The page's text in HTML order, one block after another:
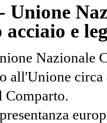
Unione
e
Nazionale
all'Unione
Comparto.